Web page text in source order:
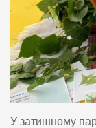
У затишному